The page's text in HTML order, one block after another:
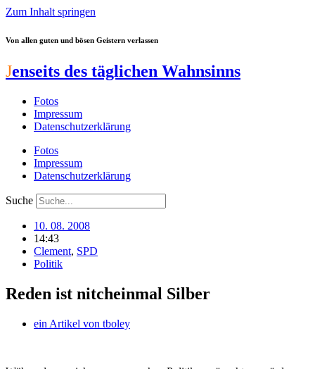
Zum Inhalt springen
Von allen guten und bösen Geistern verlassen
Jenseits des täglichen Wahnsinns
Fotos
Impressum
Datenschutzerklärung
Fotos
Impressum
Datenschutzerklärung
Suche
10. 08. 2008
14:43
Clement, SPD
Politik
Reden ist nitcheinmal Silber
ein Artikel von tboley